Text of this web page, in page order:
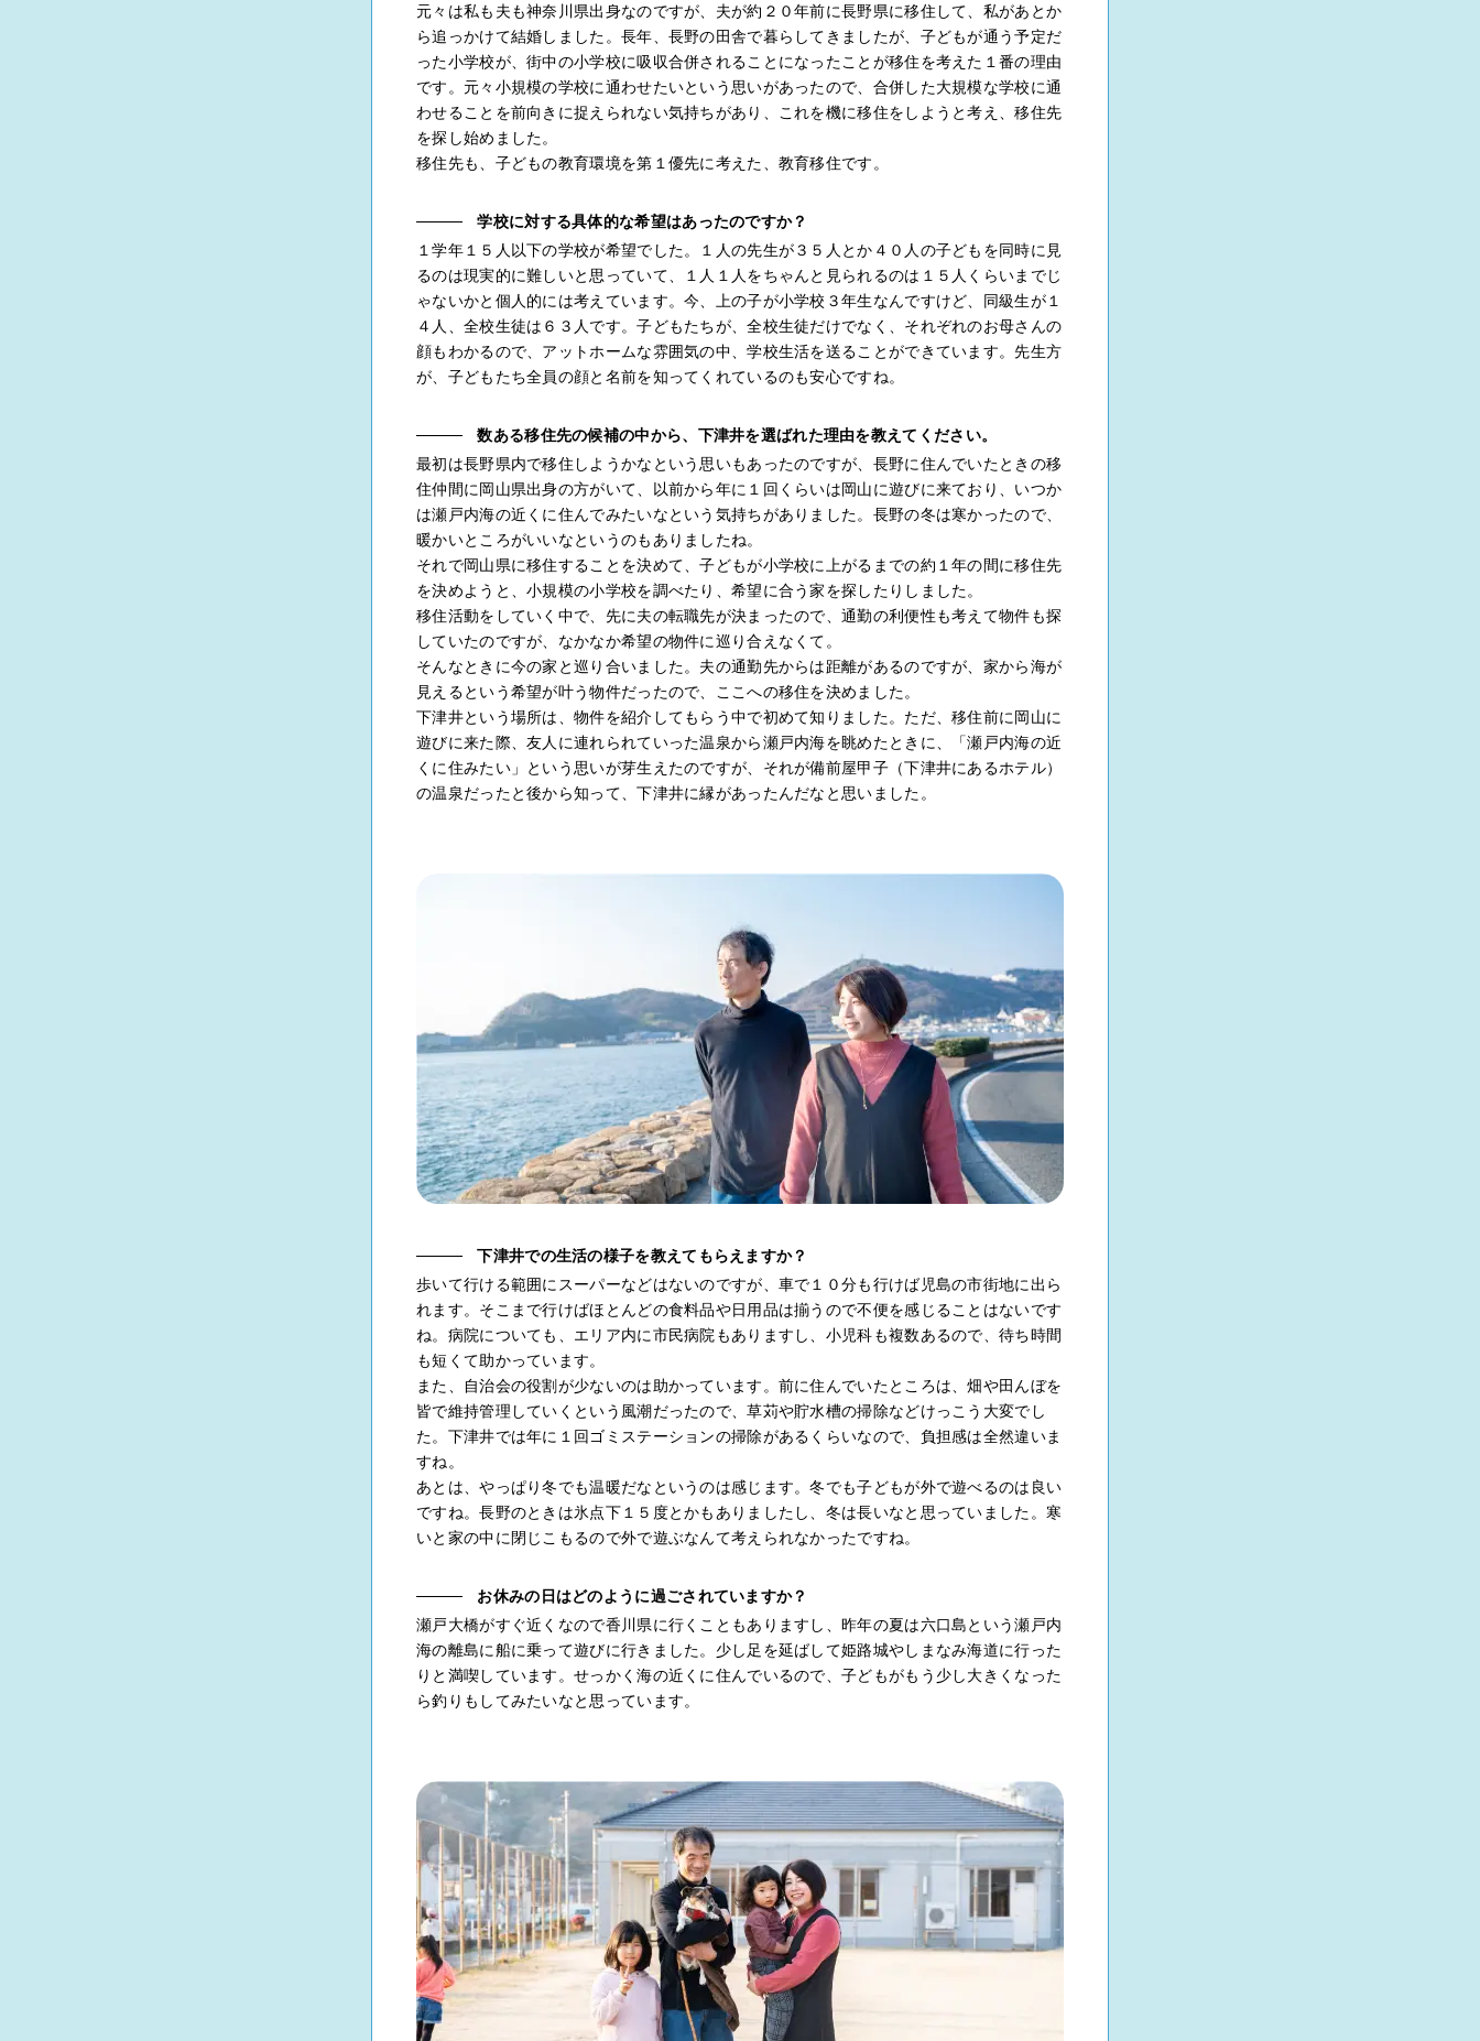
元々は私も夫も神奈川県出身なのですが、夫が約２０年前に長野県に移住して、私があとか
ら追っかけて結婚しました。長年、長野の田舎で暮らしてきましたが、子どもが通う予定だ
った小学校が、街中の小学校に吸収合併されることになったことが移住を考えた１番の理由
です。元々小規模の学校に通わせたいという思いがあったので、合併した大規模な学校に通
わせることを前向きに捉えられない気持ちがあり、これを機に移住をしようと考え、移住先
を探し始めました。
移住先も、子どもの教育環境を第１優先に考えた、教育移住です。
学校に対する具体的な希望はあったのですか？
１学年１５人以下の学校が希望でした。１人の先生が３５人とか４０人の子どもを同時に見
るのは現実的に難しいと思っていて、１人１人をちゃんと見られるのは１５人くらいまでじ
ゃないかと個人的には考えています。今、上の子が小学校３年生なんですけど、同級生が１
４人、全校生徒は６３人です。子どもたちが、全校生徒だけでなく、それぞれのお母さんの
顔もわかるので、アットホームな雰囲気の中、学校生活を送ることができています。先生方
が、子どもたち全員の顔と名前を知ってくれているのも安心ですね。
数ある移住先の候補の中から、下津井を選ばれた理由を教えてください。
最初は長野県内で移住しようかなという思いもあったのですが、長野に住んでいたときの移
住仲間に岡山県出身の方がいて、以前から年に１回くらいは岡山に遊びに来ており、いつか
は瀬戸内海の近くに住んでみたいなという気持ちがありました。長野の冬は寒かったので、
暖かいところがいいなというのもありましたね。
それで岡山県に移住することを決めて、子どもが小学校に上がるまでの約１年の間に移住先
を決めようと、小規模の小学校を調べたり、希望に合う家を探したりしました。
移住活動をしていく中で、先に夫の転職先が決まったので、通勤の利便性も考えて物件も探
していたのですが、なかなか希望の物件に巡り合えなくて。
そんなときに今の家と巡り合いました。夫の通勤先からは距離があるのですが、家から海が
見えるという希望が叶う物件だったので、ここへの移住を決めました。
下津井という場所は、物件を紹介してもらう中で初めて知りました。ただ、移住前に岡山に
遊びに来た際、友人に連れられていった温泉から瀬戸内海を眺めたときに、「瀬戸内海の近
くに住みたい」という思いが芽生えたのですが、それが備前屋甲子（下津井にあるホテル）
の温泉だったと後から知って、下津井に縁があったんだなと思いました。
下津井での生活の様子を教えてもらえますか？
歩いて行ける範囲にスーパーなどはないのですが、車で１０分も行けば児島の市街地に出ら
れます。そこまで行けばほとんどの食料品や日用品は揃うので不便を感じることはないです
ね。病院についても、エリア内に市民病院もありますし、小児科も複数あるので、待ち時間
も短くて助かっています。
また、自治会の役割が少ないのは助かっています。前に住んでいたところは、畑や田んぼを
皆で維持管理していくという風潮だったので、草苅や貯水槽の掃除などけっこう大変でし
た。下津井では年に１回ゴミステーションの掃除があるくらいなので、負担感は全然違いま
すね。
あとは、やっぱり冬でも温暖だなというのは感じます。冬でも子どもが外で遊べるのは良い
ですね。長野のときは氷点下１５度とかもありましたし、冬は長いなと思っていました。寒
いと家の中に閉じこもるので外で遊ぶなんて考えられなかったですね。
お休みの日はどのように過ごされていますか？
瀬戸大橋がすぐ近くなので香川県に行くこともありますし、昨年の夏は六口島という瀬戸内
海の離島に船に乗って遊びに行きました。少し足を延ばして姫路城やしまなみ海道に行った
りと満喫しています。せっかく海の近くに住んでいるので、子どもがもう少し大きくなった
ら釣りもしてみたいなと思っています。